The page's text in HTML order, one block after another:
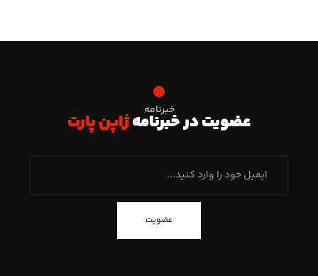
خبرنامه
عضویت در خبرنامهژاپن پارت
عضویت